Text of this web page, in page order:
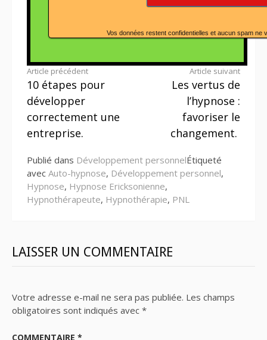
Vos données restent confidentielles et aucun spam ne
Lire
la
suite
Article précédent
10 étapes pour
développer
correctement une
entreprise.
Article suivant
Les vertus de
l’hypnose :
favoriser le
changement.
Publié dans Développement personnelÉtiqueté
avec Auto-hypnose, Développement personnel,
Hypnose, Hypnose Ericksonienne,
Hypnothérapeute, Hypnothérapie, PNL
LAISSER UN COMMENTAIRE
Votre adresse e-mail ne sera pas publiée. Les champs
obligatoires sont indiqués avec *
COMMENTAIRE *